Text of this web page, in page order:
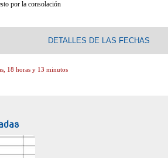
por la consolación
DETALLES DE LAS FECHAS
18 horas y 13 minutos